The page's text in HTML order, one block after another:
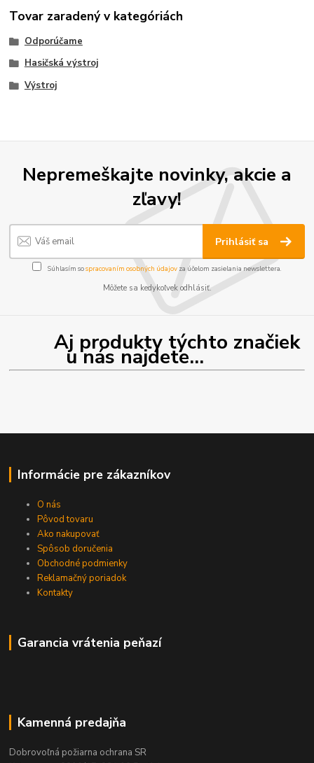
Tovar zaradený v kategóriách
Odporúčame
Hasičská výstroj
Výstroj
Nepremeškajte novinky, akcie a
zľavy!
Prihlásiť sa
Súhlasím sospracovaním osobných údajov za účelom zasielania newslettera.
Môžete sa kedykoľvek odhlásiť.
Aj produkty týchto značiek
u nás najdete...
Informácie pre zákazníkov
O nás
Pôvod tovaru
Ako nakupovať
Spôsob doručenia
Obchodné podmienky
Reklamačný poriadok
Kontakty
Garancia vrátenia peňazí
Kamenná predajňa
Dobrovoľná požiarna ochrana SR